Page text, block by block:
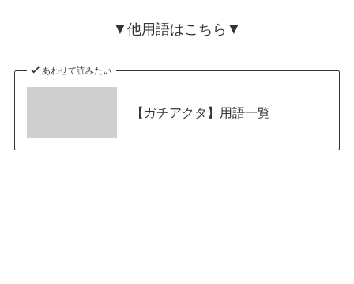
▼他用語はこちら▼
あわせて読みたい
【ガチアクタ】用語一覧